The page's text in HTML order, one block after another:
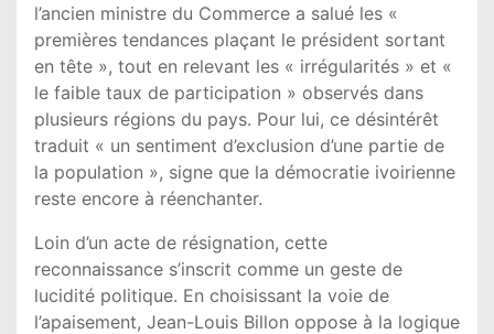
l’ancien ministre du Commerce a salué les «
premières tendances plaçant le président sortant
en tête », tout en relevant les « irrégularités » et «
le faible taux de participation » observés dans
plusieurs régions du pays. Pour lui, ce désintérêt
traduit « un sentiment d’exclusion d’une partie de
la population », signe que la démocratie ivoirienne
reste encore à réenchanter.
Loin d’un acte de résignation, cette
reconnaissance s’inscrit comme un geste de
lucidité politique. En choisissant la voie de
l’apaisement, Jean-Louis Billon oppose à la logique